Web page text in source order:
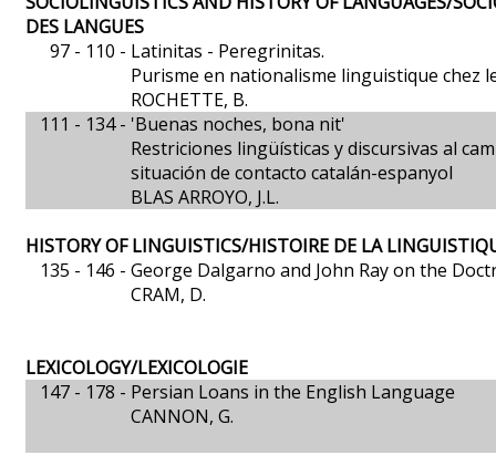
DES LANGUES
97 - 110 - Latinitas - Peregrinitas.
Purisme en nationalisme linguistique chez
ROCHETTE, B.
111 - 134 - 'Buenas noches, bona nit'
Restriciones lingüísticas y discursivas al
situación de contacto catalán-espanyol
BLAS ARROYO, J.L.
HISTORY OF LINGUISTICS/HISTOIRE DE LA
135 - 146 - George Dalgarno and John Ray on the
CRAM, D.
LEXICOLOGY/LEXICOLOGIE
147 - 178 - Persian Loans in the English Language
CANNON, G.